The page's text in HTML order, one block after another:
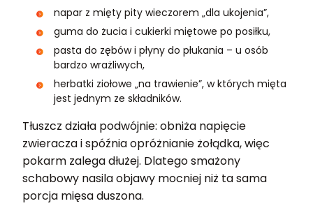
napar z mięty pity wieczorem „dla ukojenia”,
guma do żucia i cukierki miętowe po posiłku,
pasta do zębów i płyny do płukania – u osób
bardzo wrażliwych,
herbatki ziołowe „na trawienie”, w których mięta
jest jednym ze składników.
Tłuszcz działa podwójnie: obniża napięcie
zwieracza i spóźnia opróżnianie żołądka, więc
pokarm zalega dłużej. Dlatego smażony
schabowy nasila objawy mocniej niż ta sama
porcja mięsa duszona.